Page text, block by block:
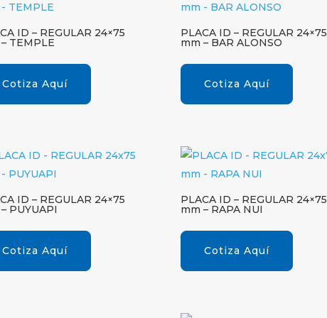
ID – REGULAR 24×75
TEMPLE
Cotiza Aquí
PLACA ID – REGULAR 24×75
mm – BAR ALONSO
Cotiza Aquí
ID – REGULAR 24×75
PUYUAPI
Cotiza Aquí
PLACA ID – REGULAR 24×75
mm – RAPA NUI
Cotiza Aquí